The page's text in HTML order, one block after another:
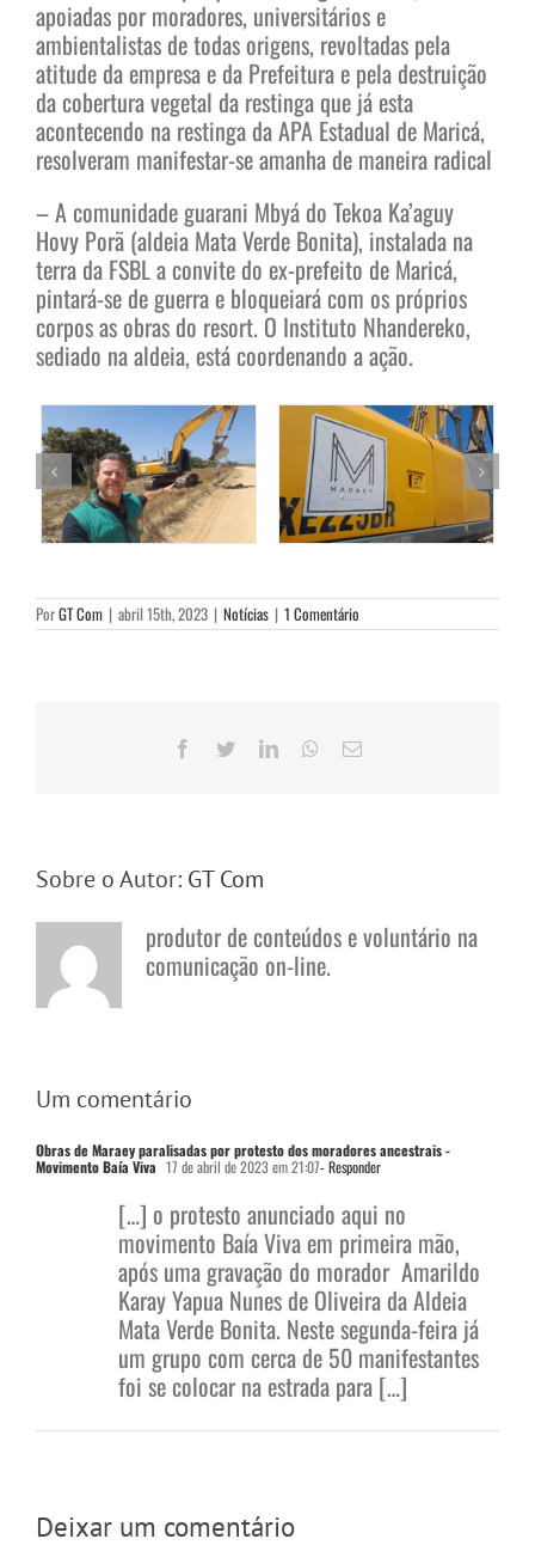
apoiadas por moradores, universitários e
ambientalistas de todas origens, revoltadas pela
atitude da empresa e da Prefeitura e pela destruição
da cobertura vegetal da restinga que já esta
acontecendo na restinga da APA Estadual de Maricá,
resolveram manifestar-se amanha de maneira radical
– A comunidade guarani Mbyá do Tekoa Ka’aguy
Hovy Porã (aldeia Mata Verde Bonita), instalada na
terra da FSBL a convite do ex-prefeito de Maricá,
pintará-se de guerra e bloqueiará com os próprios
corpos as obras do resort. O Instituto Nhandereko,
sediado na aldeia, está coordenando a ação.
PorGT Com | abril 15th, 2023 | Notícias | 1 Comentário
Facebook
TwitterLinkedInWhatsApp
E-
Sobre o Autor: GT Com
produtor de conteúdos e voluntário na
comunicação on-line.
Um comentário
Obras de Maraey paralisadas por protesto dos moradores ancestrais -
Movimento Baía Viva 17 de abril de 2023 em 21:07- Responder
[…] o protesto anunciado aqui no
movimento Baía Viva em primeira mão,
após uma gravação do morador Amarildo
Karay Yapua Nunes de Oliveira da Aldeia
Mata Verde Bonita. Neste segunda-feira já
um grupo com cerca de 50 manifestantes
foi se colocar na estrada para […]
Deixar um comentário